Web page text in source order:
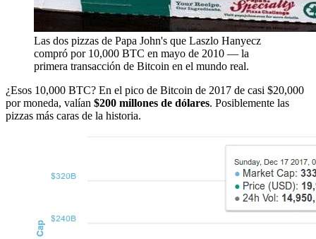
Las dos pizzas de Papa John's que Laszlo Hanyecz
compró por 10,000 BTC en mayo de 2010 — la
primera transacción de Bitcoin en el mundo real.
¿Esos 10,000 BTC? En el pico de Bitcoin de 2017 de casi $20,000
por moneda, valían $200 millones de dólares. Posiblemente las
pizzas más caras de la historia.